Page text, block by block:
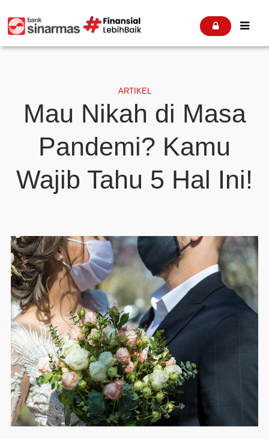
 
ARTIKEL
Mau Nikah di Masa
Pandemi? Kamu
Wajib Tahu 5 Hal Ini!